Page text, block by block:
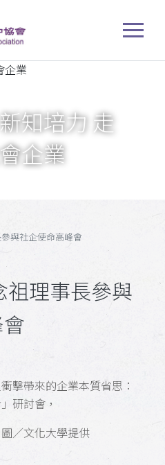
知培力 走
企業
與社企使命高峰會
祖理事長參與
擊帶來的企業本質省思：
研討會，
／文化大學提供